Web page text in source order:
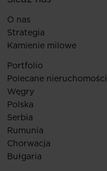
O nas
Strategia
Kamienie milowe
Portfolio
Polecane nieruchomości
Węgry
Polska
Serbia
Rumunia
Chorwacja
Bułgaria